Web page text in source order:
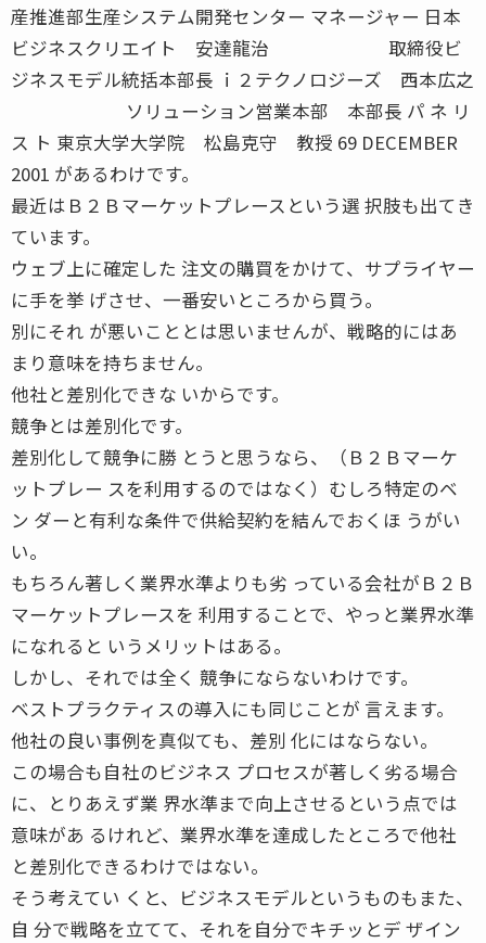
産推進部生産システム開発センター マネージャー 日本
ビジネスクリエイト 安達龍治 取締役ビ
ジネスモデル統括本部長 ｉ２テクノロジーズ 西本広之
ソリューション営業本部 本部長 パ ネ リ
ス ト 東京大学大学院 松島克守 教授 69 DECEMBER
2001 があるわけです。
最近はＢ２Ｂマーケットプレースという選 択肢も出てき
ています。
ウェブ上に確定した 注文の購買をかけて、サプライヤー
に手を挙 げさせ、一番安いところから買う。
別にそれ が悪いこととは思いませんが、戦略的にはあ
まり意味を持ちません。
他社と差別化できな いからです。
競争とは差別化です。
差別化して競争に勝 とうと思うなら、（Ｂ２Ｂマーケ
ットプレー スを利用するのではなく）むしろ特定のベ
ン ダーと有利な条件で供給契約を結んでおくほ うがい
い。
もちろん著しく業界水準よりも劣 っている会社がＢ２Ｂ
マーケットプレースを 利用することで、やっと業界水準
になれると いうメリットはある。
しかし、それでは全く 競争にならないわけです。
ベストプラクティスの導入にも同じことが 言えます。
他社の良い事例を真似ても、差別 化にはならない。
この場合も自社のビジネス プロセスが著しく劣る場合
に、とりあえず業 界水準まで向上させるという点では
意味があ るけれど、業界水準を達成したところで他社
と差別化できるわけではない。
そう考えてい くと、ビジネスモデルというものもまた、
自 分で戦略を立てて、それを自分でキチッとデ ザイン